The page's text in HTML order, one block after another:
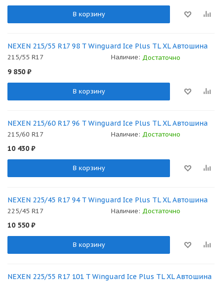
В корзину
NEXEN 215/55 R17 98 T Winguard Ice Plus TL XL Автошина
215/55 R17 Наличие: Достаточно
9 850 ₽
В корзину
NEXEN 215/60 R17 96 T Winguard Ice Plus TL XL Автошина
215/60 R17 Наличие: Достаточно
10 430 ₽
В корзину
NEXEN 225/45 R17 94 T Winguard Ice Plus TL XL Автошина
225/45 R17 Наличие: Достаточно
10 550 ₽
В корзину
NEXEN 225/55 R17 101 T Winguard Ice Plus TL XL Автошина